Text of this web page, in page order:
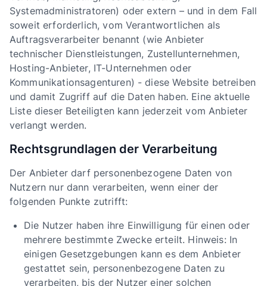
Systemadministratoren) oder extern – und in dem Fall
soweit erforderlich, vom Verantwortlichen als
Auftragsverarbeiter benannt (wie Anbieter
technischer Dienstleistungen, Zustellunternehmen,
Hosting-Anbieter, IT-Unternehmen oder
Kommunikationsagenturen) - diese Website betreiben
und damit Zugriff auf die Daten haben. Eine aktuelle
Liste dieser Beteiligten kann jederzeit vom Anbieter
verlangt werden.
Rechtsgrundlagen der Verarbeitung
Der Anbieter darf personenbezogene Daten von
Nutzern nur dann verarbeiten, wenn einer der
folgenden Punkte zutrifft:
Die Nutzer haben ihre Einwilligung für einen oder
mehrere bestimmte Zwecke erteilt. Hinweis: In
einigen Gesetzgebungen kann es dem Anbieter
gestattet sein, personenbezogene Daten zu
verarbeiten, bis der Nutzer einer solchen